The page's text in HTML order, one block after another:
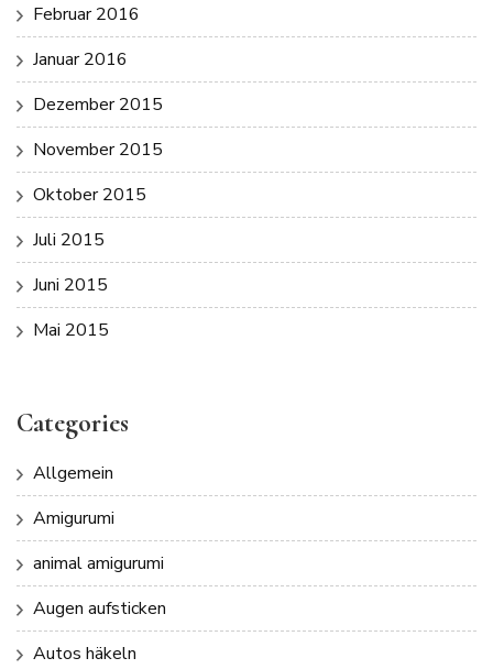
Februar 2016
Januar 2016
Dezember 2015
November 2015
Oktober 2015
Juli 2015
Juni 2015
Mai 2015
Categories
Allgemein
Amigurumi
animal amigurumi
Augen aufsticken
Autos häkeln